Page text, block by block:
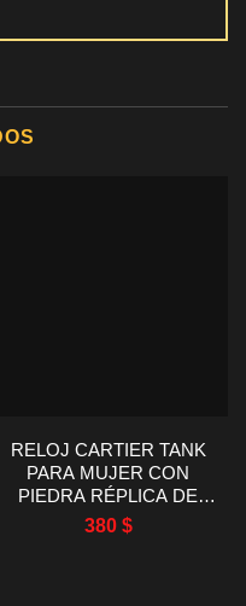
RELOJ CARTIER TANK
PARA MUJER CON
PIEDRA RÉPLICA DE
ALTA CALIDAD AF
FACTORY 22X29MM
380 $